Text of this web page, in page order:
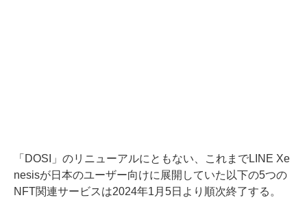
「DOSI」のリニューアルにともない、これまでLINE Xe
nesisが日本のユーザー向けに展開していた以下の5つの
NFT関連サービスは2024年1月5日より順次終了する。